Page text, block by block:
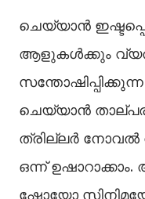
ചെയ്യാൻ
ആളുകൾക്കും
ചെയ്യാൻ
ത്രില്ലർ നോവൽ
ഒന്ന്
ഷോയോ